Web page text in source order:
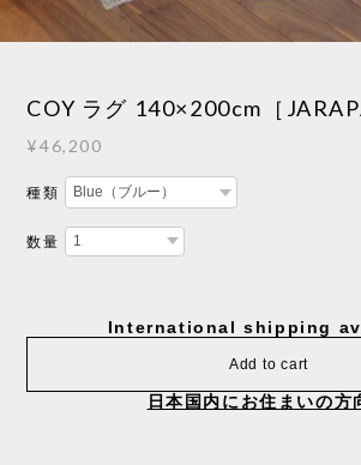
COY ラグ 140×200cm［
¥46,200
種類
数量
International shipping
Add to cart
日本国内にお住まいの方